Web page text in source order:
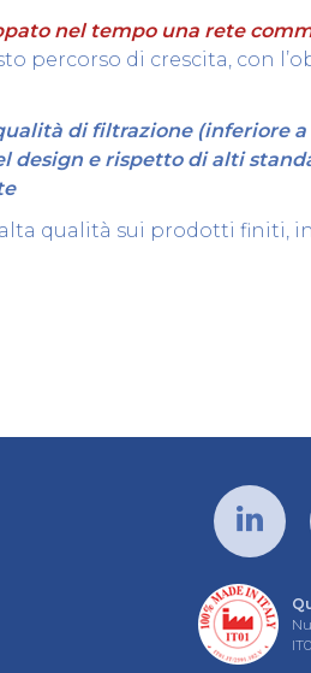
nel tempo una rete
percorso di crescita, con
di filtrazione (inferiore a
design e rispetto di alti
qualità sui prodotti finiti,